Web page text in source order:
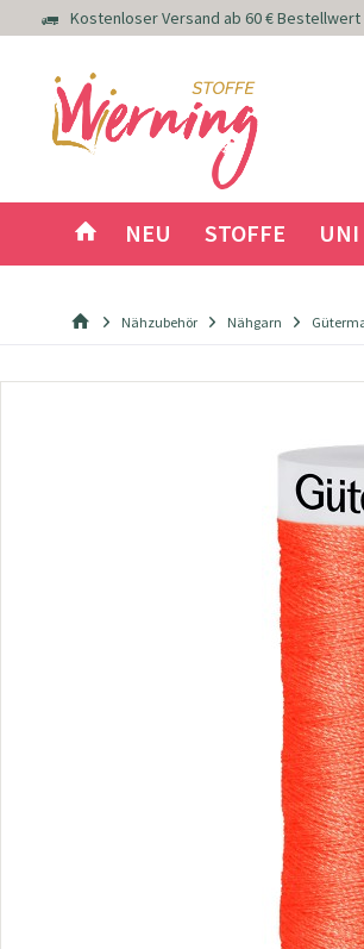
Kostenloser Versand ab 60 €
NEU STOFFE UNI
Nähzubehör Nähgarn